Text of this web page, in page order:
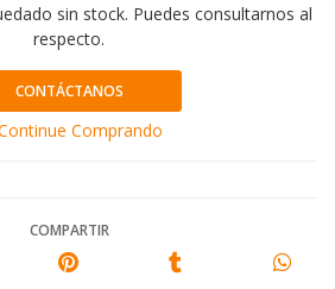
sin stock. Puedes consultarnos al
respecto.
CONTÁCTANOS
Comprando
COMPARTIR